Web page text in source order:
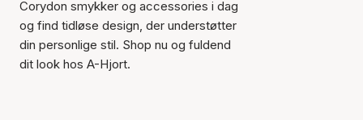
Corydon smykker og accessories i dag
og find tidløse design, der understøtter
din personlige stil. Shop nu og fuldend
dit look hos A-Hjort.